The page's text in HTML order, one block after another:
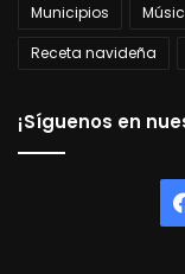
Municipios
Receta navideña
¡Síguenos en